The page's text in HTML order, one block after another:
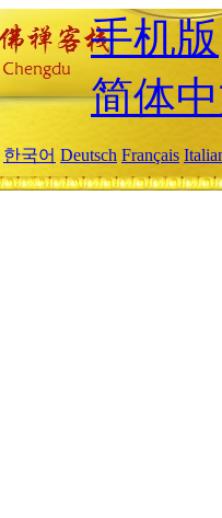
手机版
简体
한국어 Deutsch Français